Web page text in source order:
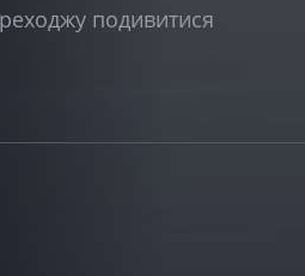
подивитися